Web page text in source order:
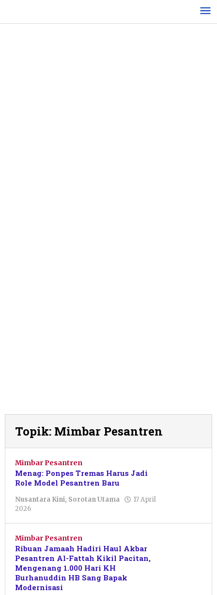
konten
Topik: Mimbar Pesantren
Mimbar Pesantren
Menag: Ponpes Tremas Harus Jadi
Role Model Pesantren Baru
Nusantara Kini, Sorotan Utama
17 April
2026
Mimbar Pesantren
Ribuan Jamaah Hadiri Haul Akbar
Pesantren Al-Fattah Kikil Pacitan,
Mengenang 1.000 Hari KH
Burhanuddin HB Sang Bapak
Modernisasi